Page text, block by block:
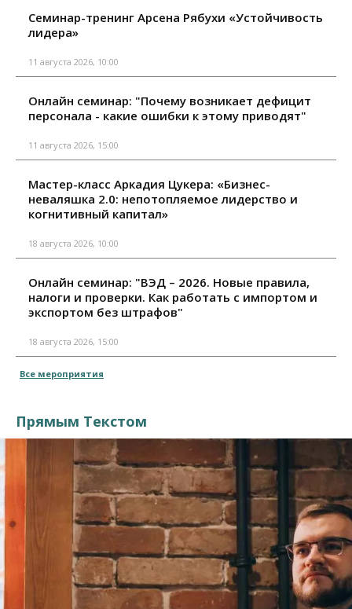
Семинар-тренинг Арсена Рябухи «Устойчивость
лидера»
11 августа 2026, 10:00
Онлайн семинар: "Почему возникает дефицит
персонала - какие ошибки к этому приводят"
11 августа 2026, 15:00
Мастер-класс Аркадия Цукера: «Бизнес-
неваляшка 2.0: непотопляемое лидерство и
когнитивный капитал»
18 августа 2026, 10:00
Онлайн семинар: "ВЭД – 2026. Новые правила,
налоги и проверки. Как работать с импортом и
экспортом без штрафов"
18 августа 2026, 15:00
Все мероприятия
Прямым Текстом